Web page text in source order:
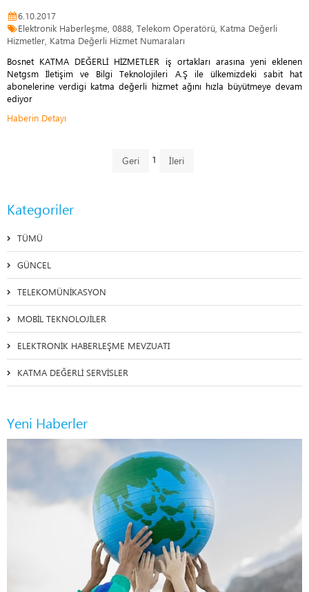
6.10.2017
Elektronik Haberleşme, 0888, Telekom Operatörü, Katma Değerli
Hizmetler, Katma Değerli Hizmet Numaraları
Bosnet KATMA DEĞERLİ HİZMETLER iş ortakları arasına yeni eklenen
Netgsm İletişim ve Bilgi Teknolojileri A.Ş ile ülkemizdeki sabit hat
abonelerine verdigi katma değerli hizmet ağını hızla büyütmeye devam
ediyor
Haberin Detayı
1
Kategoriler
TÜMÜ
GÜNCEL
TELEKOMÜNİKASYON
MOBİL TEKNOLOJİLER
ELEKTRONİK HABERLEŞME MEVZUATI
KATMA DEĞERLİ SERVİSLER
Yeni Haberler